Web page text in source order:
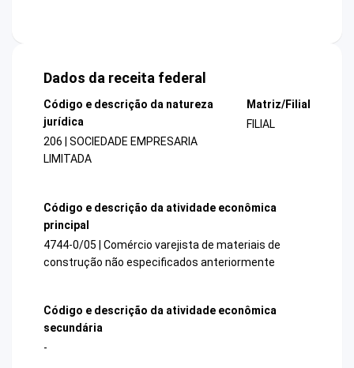
Dados da receita federal
Código e descrição da natureza
jurídica
206 | SOCIEDADE EMPRESARIA
LIMITADA
Matriz/Filial
FILIAL
Código e descrição da atividade econômica
principal
4744-0/05 | Comércio varejista de materiais de
construção não especificados anteriormente
Código e descrição da atividade econômica
secundária
-